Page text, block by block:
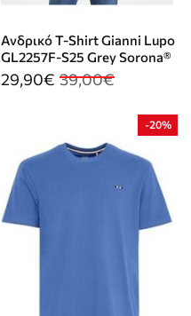
Ανδρικό T-Shirt Gianni Lupo
GL2257F-S25 Grey Sorona®
29,90€ 39,00€
-20%